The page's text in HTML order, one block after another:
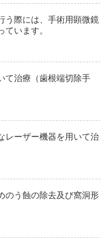
う際には、手術用顕微鏡
ています。
て治療（歯根端切除手
レーザー機器を用いて治
のう蝕の除去及び窩洞形